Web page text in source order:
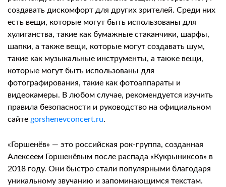
создавать дискомфорт для других зрителей. Среди них
есть вещи, которые могут быть использованы для
хулиганства, такие как бумажные стаканчики, шарфы,
шапки, а также вещи, которые могут создавать шум,
такие как музыкальные инструменты, а также вещи,
которые могут быть использованы для
фотографирования, такие как фотоаппараты и
видеокамеры. В любом случае, рекомендуется изучить
правила безопасности и руководство на официальном
сайте gorshenevconcert.ru.
«Горшенёв» — это российская рок-группа, созданная
Алексеем Горшенёвым после распада «Кукрыниксов» в
2018 году. Они быстро стали популярными благодаря
уникальному звучанию и запоминающимся текстам.